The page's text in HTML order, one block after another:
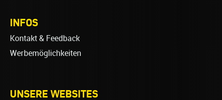
INFOS
Kontakt & Feedback
Werbemöglichkeiten
UNSERE WEBSITES